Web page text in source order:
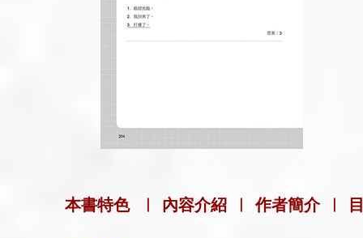
本書特色 | 內容介紹 | 作者簡介 |